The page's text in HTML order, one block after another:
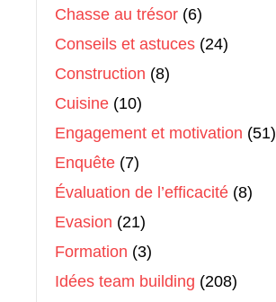
Chasse au trésor (6)
Conseils et astuces (24)
Construction (8)
Cuisine (10)
Engagement et motivation (51)
Enquête (7)
Évaluation de l’efficacité (8)
Evasion (21)
Formation (3)
Idées team building (208)